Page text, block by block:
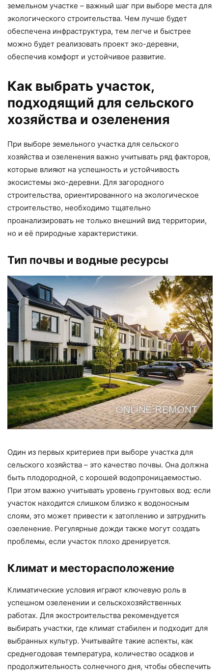
земельном участке – важный шаг при выборе места для
экологического строительства. Чем лучше будет
обеспечена инфраструктура, тем легче и быстрее
можно будет реализовать проект эко-деревни,
обеспечив комфорт и устойчивое развитие.
Как выбрать участок,
подходящий для сельского
хозяйства и озеленения
При выборе земельного участка для сельского
хозяйства и озеленения важно учитывать ряд факторов,
которые влияют на успешность и устойчивость
экосистемы эко-деревни. Для загородного
строительства, ориентированного на экологическое
строительство, необходимо тщательно
проанализировать не только внешний вид территории,
но и её природные характеристики.
Тип почвы и водные ресурсы
Один из первых критериев при выборе участка для
сельского хозяйства – это качество почвы. Она должна
быть плодородной, с хорошей водопроницаемостью.
При этом важно учитывать уровень грунтовых вод: если
участок находится слишком близко к водоносным
слоям, это может привести к затоплению и затруднить
озеленение. Регулярные дожди также могут создать
проблемы, если участок плохо дренируется.
Климат и месторасположение
Климатические условия играют ключевую роль в
успешном озеленении и сельскохозяйственных
работах. Для экостроительства рекомендуется
выбирать участки, где климат стабилен и подходит для
выбранных культур. Учитывайте такие аспекты, как
среднегодовая температура, количество осадков и
продолжительность солнечного дня, чтобы обеспечить